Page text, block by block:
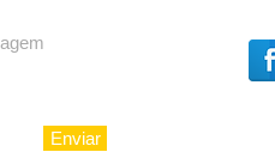
Enviar